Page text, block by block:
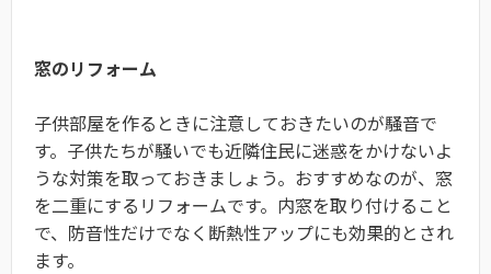
窓のリフォーム
子供部屋を作るときに注意しておきたいのが騒音で
す。子供たちが騒いでも近隣住民に迷惑をかけないよ
うな対策を取っておきましょう。おすすめなのが、窓
を二重にするリフォームです。内窓を取り付けること
で、防音性だけでなく断熱性アップにも効果的とされ
ます。